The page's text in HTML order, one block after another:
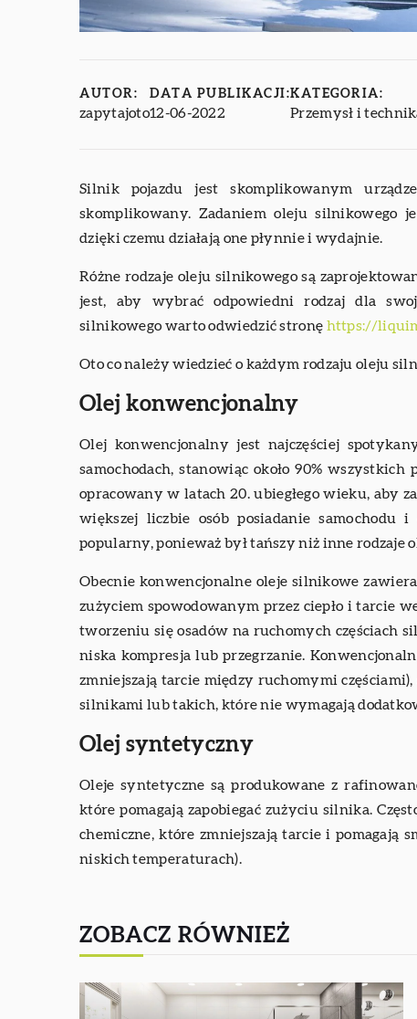
AUTOR:
zapytajoto
DATA PUBLIKACJI:
12-06-2022
KATEGORIA:
Przemysł i
Silnik pojazdu jest skomplikowanym
skomplikowany. Zadaniem oleju silnikowego
dzięki czemu działają one płynnie i wydajnie.
Różne rodzaje oleju silnikowego są
jest, aby wybrać odpowiedni rodzaj dla
silnikowego warto odwiedzić stronę https://
Oto co należy wiedzieć o każdym rodzaju oleju
Olej konwencjonalny
Olej konwencjonalny jest najczęściej
samochodach, stanowiąc około 90%
opracowany w latach 20. ubiegłego wieku, aby
większej liczbie osób posiadanie samochodu
popularny, ponieważ był tańszy niż inne
Obecnie konwencjonalne oleje silnikowe
zużyciem spowodowanym przez ciepło i tarcie
tworzeniu się osadów na ruchomych częściach
niska kompresja lub przegrzanie.
zmniejszają tarcie między ruchomymi
silnikami lub takich, które nie wymagają
Olej syntetyczny
Oleje syntetyczne są produkowane z
które pomagają zapobiegać zużyciu silnika.
chemiczne, które zmniejszają tarcie i
niskich temperaturach).
ZOBACZ RÓWNIEŻ